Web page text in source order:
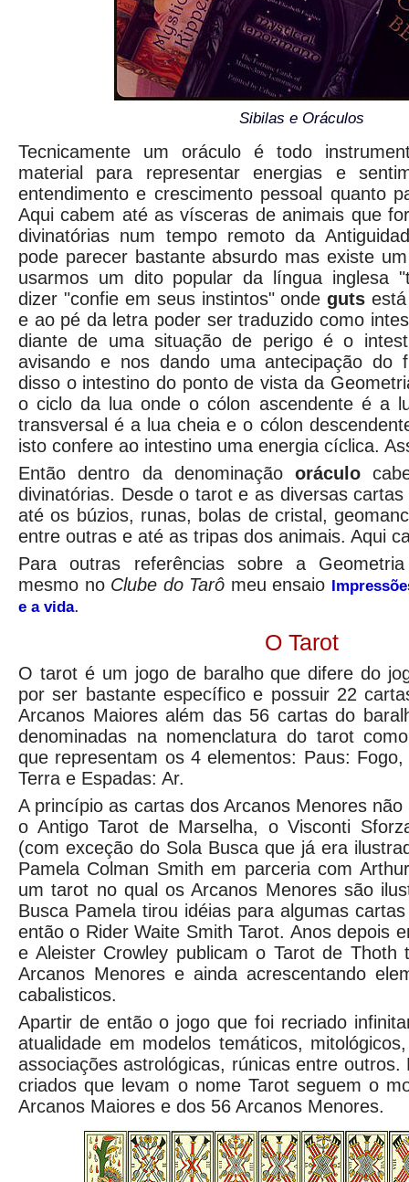
Sibilas e Oráculos
Tecnicamente um oráculo é todo
material para representar energias e
entendimento e crescimento pessoal quanto
Aqui cabem até as vísceras de animais que
divinatórias num tempo remoto da
pode parecer bastante absurdo mas existe
usarmos um dito popular da língua inglesa
dizer "confie em seus instintos" ondeguts
e ao pé da letra poder ser traduzido como
diante de uma situação de perigo é o
avisando e nos dando uma antecipação do
disso o intestino do ponto de vista da
o ciclo da lua onde o cólon ascendente é a
transversal é a lua cheia e o cólon
isto confere ao intestino uma energia cíclica.
Então dentro da denominação oráculo
divinatórias. Desde o tarot e as diversas
até os búzios, runas, bolas de cristal,
entre outras e até as tripas dos animais. Aqui
Para outras referências sobre a
mesmo no Clube do Tarô meu ensaio
e a vida.
O Tarot
O tarot é um jogo de baralho que difere do
por ser bastante específico e possuir 22
Arcanos Maiores além das 56 cartas do
denominadas na nomenclatura do tarot
que representam os 4 elementos: Paus:
Terra e Espadas: Ar.
A princípio as cartas dos Arcanos Menores
o Antigo Tarot de Marselha, o Visconti
(com exceção do Sola Busca que já era
Pamela Colman Smith em parceria com
um tarot no qual os Arcanos Menores são
Busca Pamela tirou idéias para algumas
então o Rider Waite Smith Tarot. Anos depois
e Aleister Crowley publicam o Tarot de Thoth
Arcanos Menores e ainda acrescentando
cabalisticos.
Apartir de então o jogo que foi recriado
atualidade em modelos temáticos,
associações astrológicas, rúnicas entre outros.
criados que levam o nome Tarot seguem o
Arcanos Maiores e dos 56 Arcanos Menores.